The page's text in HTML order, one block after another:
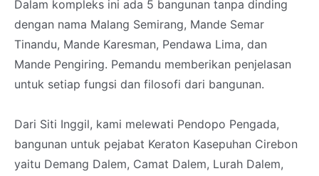
Dalam kompleks ini ada 5 bangunan tanpa dinding
dengan nama Malang Semirang, Mande Semar
Tinandu, Mande Karesman, Pendawa Lima, dan
Mande Pengiring. Pemandu memberikan penjelasan
untuk setiap fungsi dan filosofi dari bangunan.
Dari Siti Inggil, kami melewati Pendopo Pengada,
bangunan untuk pejabat Keraton Kasepuhan Cirebon
yaitu Demang Dalem, Camat Dalem, Lurah Dalem,